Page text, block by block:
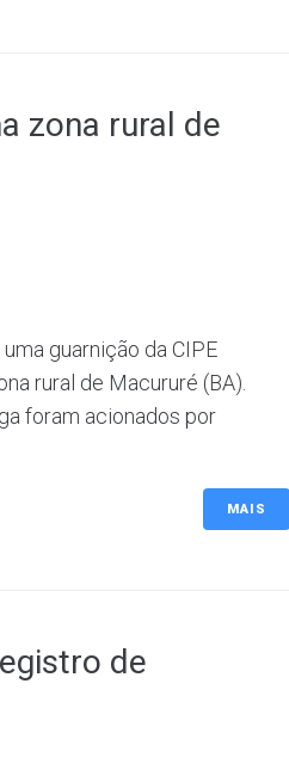
zona rural de
guarnição da CIPE
rural de Macururé (BA).
foram acionados por
MAIS
de